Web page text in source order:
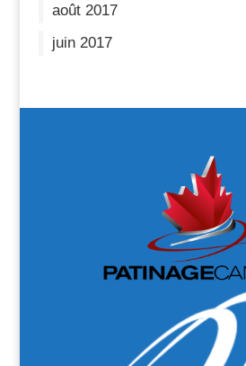
août 2017
juin 2017